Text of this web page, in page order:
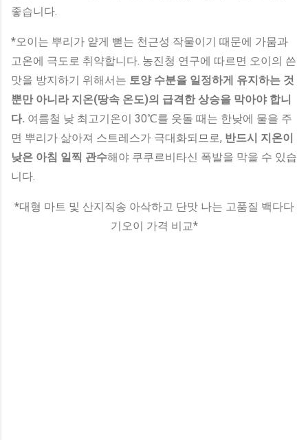
좋습니다.
*오이는 뿌리가 얕게 뻗는 천근성 작물이기 때문에 가뭄과
고온에 극도로 취약합니다. 농진청 연구에 따르면 오이의 쓴
맛을 방지하기 위해서는 토양 수분을 일정하게 유지하는 것
뿐만 아니라 지온(땅속 온도)의 급격한 상승을 막아야 합니
다. 여름철 낮 최고기온이 30℃를 웃돌 때는 한낮에 물을 주
면 뿌리가 삶아져 스트레스가 극대화되므로, 반드시 지온이
낮은 아침 일찍 관수해야 쿠쿠르비타신 폭발을 막을 수 있습
니다.
*대형 마트 및 산지직송 아삭하고 단맛 나는 고품질 백다다
기오이 가격 비교*